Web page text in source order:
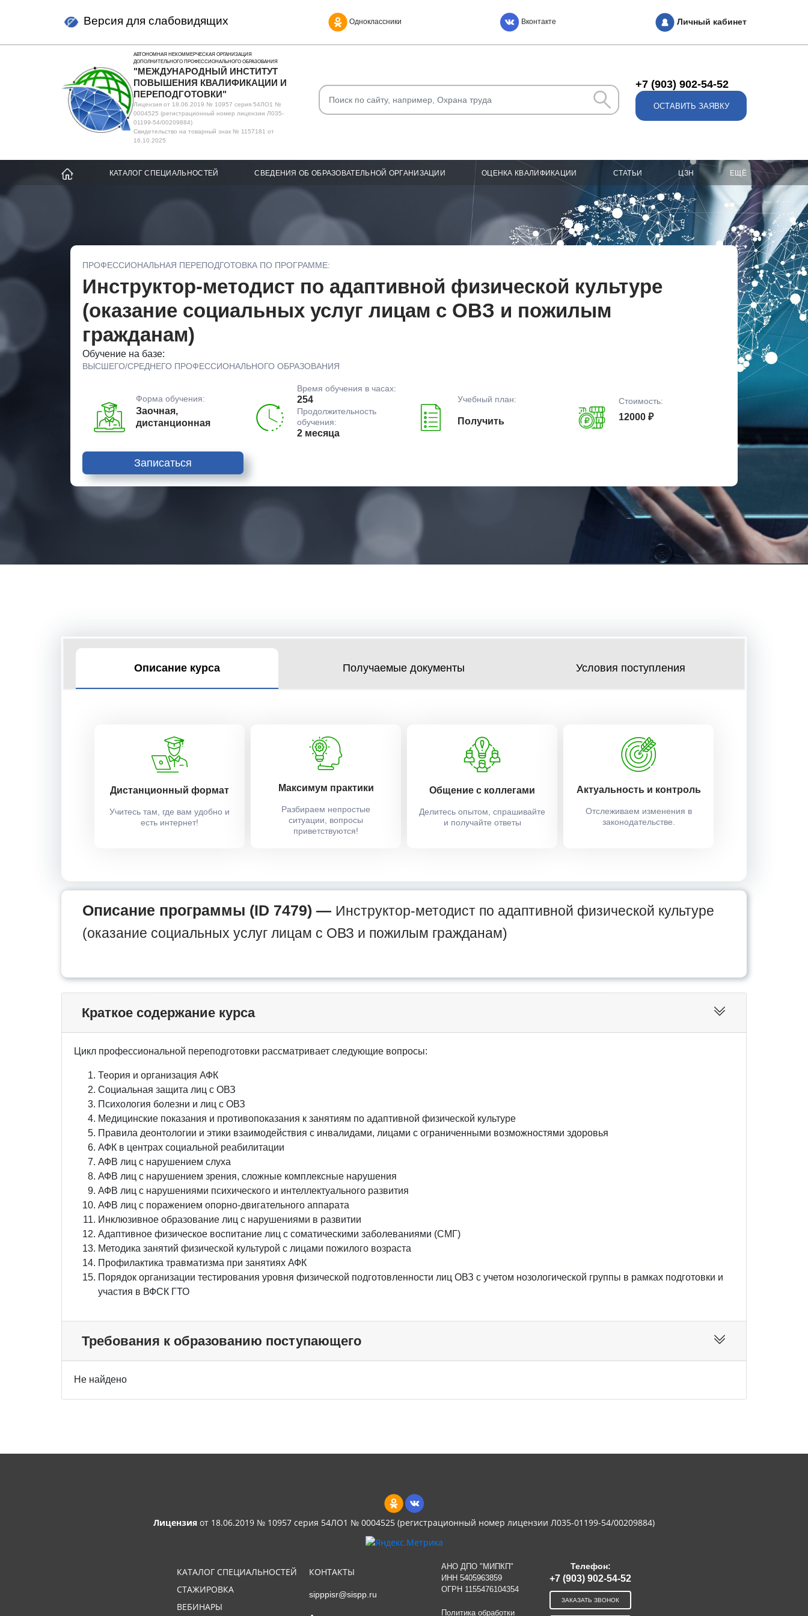
Версия для слабовидящих Одноклассники Вконтакте Личный кабинет
АВТОНОМНАЯ НЕКОММЕРЧЕСКАЯ ОРГАНИЗАЦИЯ
ДОПОЛНИТЕЛЬНОГО ПРОФЕССИОНАЛЬНОГО ОБРАЗОВАНИЯ
"МЕЖДУНАРОДНЫЙ ИНСТИТУТ
ПОВЫШЕНИЯ КВАЛИФИКАЦИИ И
ПЕРЕПОДГОТОВКИ"
Лицензия от 18.06.2019 № 10957 серия 54ЛО1 №
0004525 (регистрационный номер лицензии Л035-
01199-54/00209884)
Свидетельство на товарный знак № 1157181 от
16.10.2025
+7 (903) 902-54-52
ОСТАВИТЬ ЗАЯВКУ
КАТАЛОГ СПЕЦИАЛЬНОСТЕЙ СВЕДЕНИЯ ОБ ОБРАЗОВАТЕЛЬНОЙ ОРГАНИЗАЦИИ ОЦЕНКА КВАЛИФИКАЦИИ СТАТЬИ ЦЗН ЕЩЁ
ПРОФЕССИОНАЛЬНАЯ ПЕРЕПОДГОТОВКА ПО ПРОГРАММЕ:
Инструктор-методист по адаптивной физической культуре
(оказание социальных услуг лицам с ОВЗ и пожилым
гражданам)
Обучение на базе:
ВЫСШЕГО/СРЕДНЕГО ПРОФЕССИОНАЛЬНОГО ОБРАЗОВАНИЯ
Форма обучения:
Заочная,
дистанционная
Время обучения в часах:
254
Продолжительность
обучения:
2 месяца
Учебный план:
Получить
Стоимость:
12000 ₽
Записаться
Описание курса Получаемые документы Условия поступления
Дистанционный формат
Учитесь там, где вам удобно и
есть интернет!
Максимум практики
Разбираем непростые
ситуации, вопросы
приветствуются!
Общение с коллегами
Делитесь опытом, спрашивайте
и получайте ответы
Актуальность и контроль
Отслеживаем изменения в
законодательстве.
Описание программы (ID 7479) — Инструктор-методист по адаптивной физической культуре
(оказание социальных услуг лицам с ОВЗ и пожилым гражданам)
Краткое содержание курса
Цикл профессиональной переподготовки рассматривает следующие вопросы:
Теория и организация АФК
Социальная защита лиц с ОВЗ
Психология болезни и лиц с ОВЗ
Медицинские показания и противопоказания к занятиям по адаптивной физической культуре
Правила деонтологии и этики взаимодействия с инвалидами, лицами с ограниченными возможностями здоровья
АФК в центрах социальной реабилитации
АФВ лиц с нарушением слуха
АФВ лиц с нарушением зрения, сложные комплексные нарушения
АФВ лиц с нарушениями психического и интеллектуального развития
АФВ лиц с поражением опорно-двигательного аппарата
Инклюзивное образование лиц с нарушениями в развитии
Адаптивное физическое воспитание лиц с соматическими заболеваниями (СМГ)
Методика занятий физической культурой с лицами пожилого возраста
Профилактика травматизма при занятиях АФК
Порядок организации тестирования уровня физической подготовленности лиц ОВЗ с учетом нозологической группы в рамках подготовки и
участия в ВФСК ГТО
Требования к образованию поступающего
Не найдено
Лицензия от 18.06.2019 № 10957 серия 54ЛО1 № 0004525 (регистрационный номер лицензии Л035-01199-54/00209884)
КАТАЛОГ СПЕЦИАЛЬНОСТЕЙ
СТАЖИРОВКА
ВЕБИНАРЫ
КОНТАКТЫ
sipppisr@sispp.ru
АНО ДПО "МИПКП"
ИНН 5405963859
ОГРН 1155476104354
Политика обработки
Телефон:
+7 (903) 902-54-52
ЗАКАЗАТЬ ЗВОНОК